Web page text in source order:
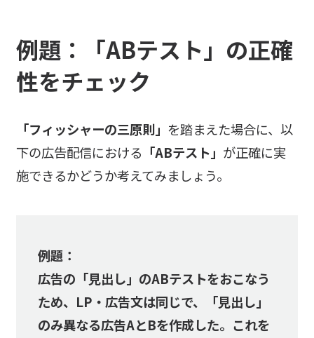
例題：「ABテスト」の正確
性をチェック
「フィッシャーの三原則」 を踏まえた場合に、以
下の広告配信における 「ABテスト」 が正確に実
施できるかどうか考えてみましょう。
例題：
広告の「見出し」のABテストをおこなう
ため、LP・広告文は同じで、「見出し」
のみ異なる広告AとBを作成した。これを